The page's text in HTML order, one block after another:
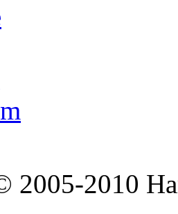
2005-2010